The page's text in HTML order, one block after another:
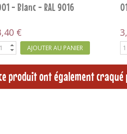
- Beige Cam. Allem. WWII
€
AJOUTER AU PANIER
produit ont également craqué